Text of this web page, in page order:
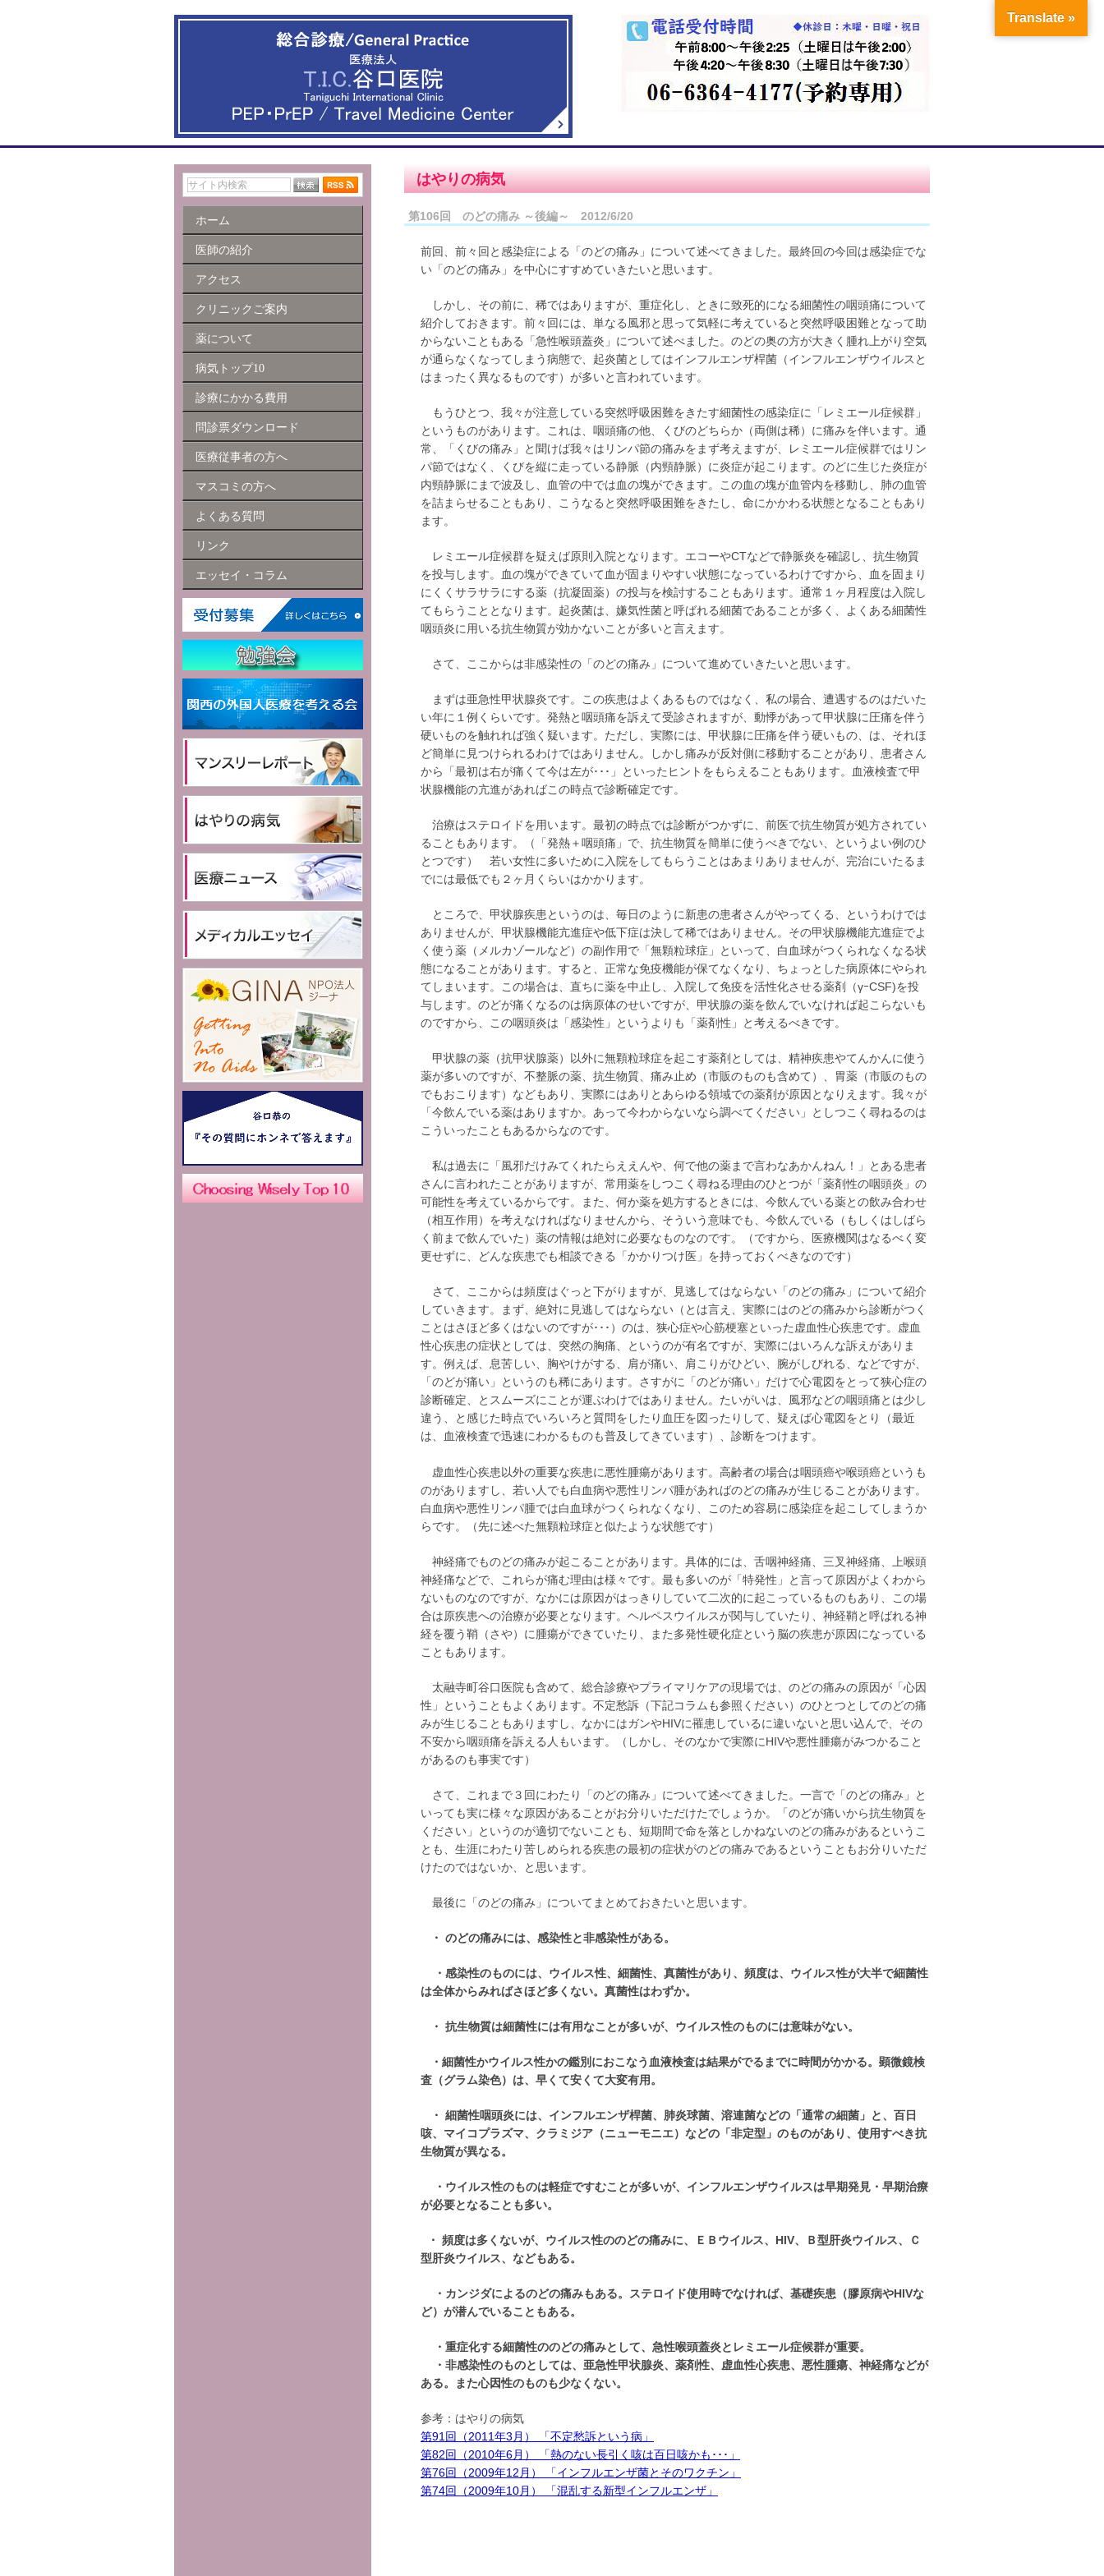
はやりの病気
第106回 のどの痛み ～後編～ 2012/6/20
前回、前々回と感染症による「のどの痛み」について述べてきました。最終回の今回は感染症でな
い「のどの痛み」を中心にすすめていきたいと思います。
しかし、その前に、稀ではありますが、重症化し、ときに致死的になる細菌性の咽頭痛について
紹介しておきます。前々回には、単なる風邪と思って気軽に考えていると突然呼吸困難となって助
からないこともある「急性喉頭蓋炎」について述べました。のどの奥の方が大きく腫れ上がり空気
が通らなくなってしまう病態で、起炎菌としてはインフルエンザ桿菌（インフルエンザウイルスと
はまったく異なるものです）が多いと言われています。
もうひとつ、我々が注意している突然呼吸困難をきたす細菌性の感染症に「レミエール症候群」
というものがあります。これは、咽頭痛の他、くびのどちらか（両側は稀）に痛みを伴います。通
常、「くびの痛み」と聞けば我々はリンパ節の痛みをまず考えますが、レミエール症候群ではリン
パ節ではなく、くびを縦に走っている静脈（内頸静脈）に炎症が起こります。のどに生じた炎症が
内頸静脈にまで波及し、血管の中では血の塊ができます。この血の塊が血管内を移動し、肺の血管
を詰まらせることもあり、こうなると突然呼吸困難をきたし、命にかかわる状態となることもあり
ます。
レミエール症候群を疑えば原則入院となります。エコーやCTなどで静脈炎を確認し、抗生物質
を投与します。血の塊ができていて血が固まりやすい状態になっているわけですから、血を固まり
にくくサラサラにする薬（抗凝固薬）の投与を検討することもあります。通常１ヶ月程度は入院し
てもらうこととなります。起炎菌は、嫌気性菌と呼ばれる細菌であることが多く、よくある細菌性
咽頭炎に用いる抗生物質が効かないことが多いと言えます。
さて、ここからは非感染性の「のどの痛み」について進めていきたいと思います。
まずは亜急性甲状腺炎です。この疾患はよくあるものではなく、私の場合、遭遇するのはだいた
い年に１例くらいです。発熱と咽頭痛を訴えて受診されますが、動悸があって甲状腺に圧痛を伴う
硬いものを触れれば強く疑います。ただし、実際には、甲状腺に圧痛を伴う硬いもの、は、それほ
ど簡単に見つけられるわけではありません。しかし痛みが反対側に移動することがあり、患者さん
から「最初は右が痛くて今は左が･･･」といったヒントをもらえることもあります。血液検査で甲
状腺機能の亢進があればこの時点で診断確定です。
治療はステロイドを用います。最初の時点では診断がつかずに、前医で抗生物質が処方されてい
ることもあります。（「発熱＋咽頭痛」で、抗生物質を簡単に使うべきでない、というよい例のひ
とつです） 若い女性に多いために入院をしてもらうことはあまりありませんが、完治にいたるま
でには最低でも２ヶ月くらいはかかります。
ところで、甲状腺疾患というのは、毎日のように新患の患者さんがやってくる、というわけでは
ありませんが、甲状腺機能亢進症や低下症は決して稀ではありません。その甲状腺機能亢進症でよ
く使う薬（メルカゾールなど）の副作用で「無顆粒球症」といって、白血球がつくられなくなる状
態になることがあります。すると、正常な免疫機能が保てなくなり、ちょっとした病原体にやられ
てしまいます。この場合は、直ちに薬を中止し、入院して免疫を活性化させる薬剤（γｰCSF)を投
与します。のどが痛くなるのは病原体のせいですが、甲状腺の薬を飲んでいなければ起こらないも
のですから、この咽頭炎は「感染性」というよりも「薬剤性」と考えるべきです。
甲状腺の薬（抗甲状腺薬）以外に無顆粒球症を起こす薬剤としては、精神疾患やてんかんに使う
薬が多いのですが、不整脈の薬、抗生物質、痛み止め（市販のものも含めて）、胃薬（市販のもの
でもおこります）などもあり、実際にはありとあらゆる領域での薬剤が原因となりえます。我々が
「今飲んでいる薬はありますか。あって今わからないなら調べてください」としつこく尋ねるのは
こういったこともあるからなのです。
私は過去に「風邪だけみてくれたらええんや、何で他の薬まで言わなあかんねん！」とある患者
さんに言われたことがありますが、常用薬をしつこく尋ねる理由のひとつが「薬剤性の咽頭炎」の
可能性を考えているからです。また、何か薬を処方するときには、今飲んでいる薬との飲み合わせ
（相互作用）を考えなければなりませんから、そういう意味でも、今飲んでいる（もしくはしばら
く前まで飲んでいた）薬の情報は絶対に必要なものなのです。（ですから、医療機関はなるべく変
更せずに、どんな疾患でも相談できる「かかりつけ医」を持っておくべきなのです）
さて、ここからは頻度はぐっと下がりますが、見逃してはならない「のどの痛み」について紹介
していきます。まず、絶対に見逃してはならない（とは言え、実際にはのどの痛みから診断がつく
ことはさほど多くはないのですが･･･）のは、狭心症や心筋梗塞といった虚血性心疾患です。虚血
性心疾患の症状としては、突然の胸痛、というのが有名ですが、実際にはいろんな訴えがありま
す。例えば、息苦しい、胸やけがする、肩が痛い、肩こりがひどい、腕がしびれる、などですが、
「のどが痛い」というのも稀にあります。さすがに「のどが痛い」だけで心電図をとって狭心症の
診断確定、とスムーズにことが運ぶわけではありません。たいがいは、風邪などの咽頭痛とは少し
違う、と感じた時点でいろいろと質問をしたり血圧を図ったりして、疑えば心電図をとり（最近
は、血液検査で迅速にわかるものも普及してきています）、診断をつけます。
虚血性心疾患以外の重要な疾患に悪性腫瘍があります。高齢者の場合は咽頭癌や喉頭癌というも
のがありますし、若い人でも白血病や悪性リンパ腫があればのどの痛みが生じることがあります。
白血病や悪性リンパ腫では白血球がつくられなくなり、このため容易に感染症を起こしてしまうか
らです。（先に述べた無顆粒球症と似たような状態です）
神経痛でものどの痛みが起こることがあります。具体的には、舌咽神経痛、三叉神経痛、上喉頭
神経痛などで、これらが痛む理由は様々です。最も多いのが「特発性」と言って原因がよくわから
ないものなのですが、なかには原因がはっきりしていて二次的に起こっているものもあり、この場
合は原疾患への治療が必要となります。ヘルペスウイルスが関与していたり、神経鞘と呼ばれる神
経を覆う鞘（さや）に腫瘍ができていたり、また多発性硬化症という脳の疾患が原因になっている
こともあります。
太融寺町谷口医院も含めて、総合診療やプライマリケアの現場では、のどの痛みの原因が「心因
性」ということもよくあります。不定愁訴（下記コラムも参照ください）のひとつとしてのどの痛
みが生じることもありますし、なかにはガンやHIVに罹患しているに違いないと思い込んで、その
不安から咽頭痛を訴える人もいます。（しかし、そのなかで実際にHIVや悪性腫瘍がみつかること
があるのも事実です）
さて、これまで３回にわたり「のどの痛み」について述べてきました。一言で「のどの痛み」と
いっても実に様々な原因があることがお分りいただけたでしょうか。「のどが痛いから抗生物質を
ください」というのが適切でないことも、短期間で命を落としかねないのどの痛みがあるというこ
とも、生涯にわたり苦しめられる疾患の最初の症状がのどの痛みであるということもお分りいただ
けたのではないか、と思います。
最後に「のどの痛み」についてまとめておきたいと思います。
・ のどの痛みには、感染性と非感染性がある。
・感染性のものには、ウイルス性、細菌性、真菌性があり、頻度は、ウイルス性が大半で細菌性
は全体からみればさほど多くない。真菌性はわずか。
・ 抗生物質は細菌性には有用なことが多いが、ウイルス性のものには意味がない。
・細菌性かウイルス性かの鑑別におこなう血液検査は結果がでるまでに時間がかかる。顕微鏡検
査（グラム染色）は、早くて安くて大変有用。
・ 細菌性咽頭炎には、インフルエンザ桿菌、肺炎球菌、溶連菌などの「通常の細菌」と、百日
咳、マイコプラズマ、クラミジア（ニューモニエ）などの「非定型」のものがあり、使用すべき抗
生物質が異なる。
・ウイルス性のものは軽症ですむことが多いが、インフルエンザウイルスは早期発見・早期治療
が必要となることも多い。
・ 頻度は多くないが、ウイルス性ののどの痛みに、ＥＢウイルス、HIV、Ｂ型肝炎ウイルス、Ｃ
型肝炎ウイルス、などもある。
・カンジダによるのどの痛みもある。ステロイド使用時でなければ、基礎疾患（膠原病やHIVな
ど）が潜んでいることもある。
・重症化する細菌性ののどの痛みとして、急性喉頭蓋炎とレミエール症候群が重要。
・非感染性のものとしては、亜急性甲状腺炎、薬剤性、虚血性心疾患、悪性腫瘍、神経痛などが
ある。また心因性のものも少なくない。
参考：はやりの病気
第91回（2011年3月） 「不定愁訴という病」
第82回（2010年6月） 「熱のない長引く咳は百日咳かも･･･」
第76回（2009年12月） 「インフルエンザ菌とそのワクチン」
第74回（2009年10月） 「混乱する新型インフルエンザ」
ホーム
医師の紹介
アクセス
クリニックご案内
薬について
病気トップ10
診療にかかる費用
問診票ダウンロード
医療従事者の方へ
マスコミの方へ
よくある質問
リンク
エッセイ・コラム
Translate »